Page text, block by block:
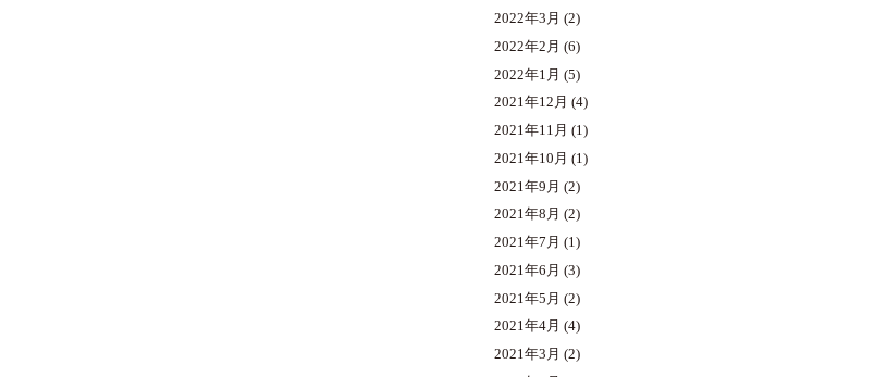
2022年3月 (2)
2022年2月 (6)
2022年1月 (5)
2021年12月 (4)
2021年11月 (1)
2021年10月 (1)
2021年9月 (2)
2021年8月 (2)
2021年7月 (1)
2021年6月 (3)
2021年5月 (2)
2021年4月 (4)
2021年3月 (2)